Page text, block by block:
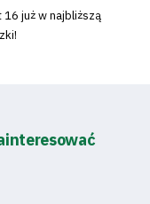
16 już w najbliższą